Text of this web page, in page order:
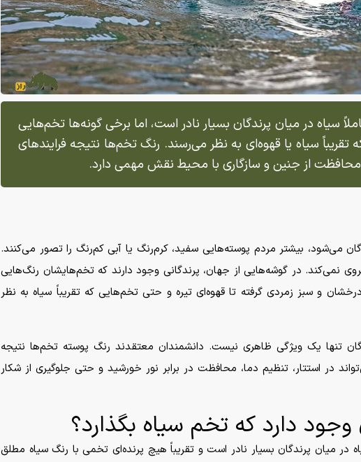
سیاه در میان پرندگان بسیار نادر است، اما برخی گونه‌ها تخم‌هایی
تقریباً سیاه یا قهوه‌ای به نظر می‌رسند. رنگ تخم‌ها نتیجه فرایند‌های
محافظت از جنین و سازگاری با محیط نقش مهمی دارد.
می‌شود، بیشتر مردم پوسته‌هایی سفید، کرم‌رنگ یا آبی کم‌رنگ را تصور می‌کنند.
نمی‌کند. در گوشه‌هایی از جهان، پرندگانی وجود دارند که تخم‌هایشان رنگ‌هایی
و سبز زمردی گرفته تا قهوه‌ای تیره و حتی تخم‌هایی که تقریباً سیاه به نظر
تنها یک ویژگی ظاهری نیست. دانشمندان معتقدند رنگ پوسته تخم‌ها نتیجه
در استتار، تنظیم دما، محافظت در برابر نور خورشید و حتی جلوگیری از شکار
وجود دارد که تخم سیاه بگذارد؟
در میان پرندگان بسیار نادر است و تقریباً هیچ پرنده‌ای تخمی با رنگ سیاه مطلق